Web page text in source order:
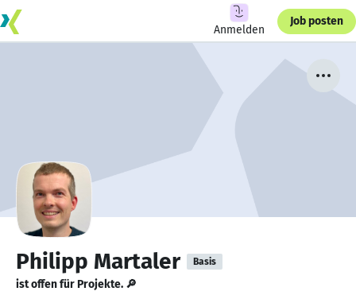
Anmelden
Job posten
Philipp Martaler Basis
ist offen für Projekte. 🔎